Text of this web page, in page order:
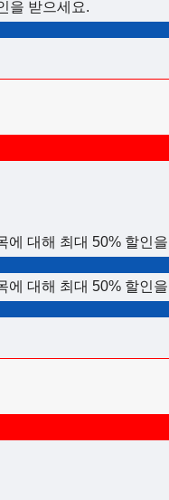
을 받으세요.
에 대해 최대 50% 할인
에 대해 최대 50% 할인